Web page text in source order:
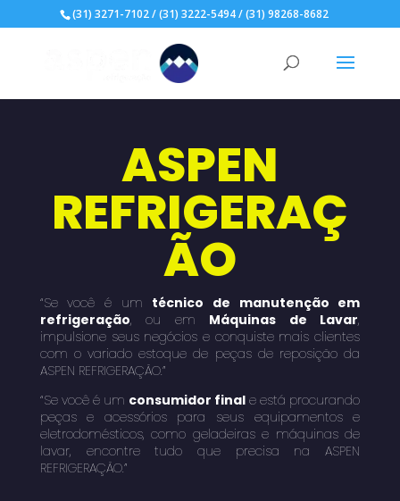
(31) 3271-7102 / (31) 3222-5494 / (31) 98268-8682
ASPEN
REFRIGERAÇ
ÃO
“Se você é um técnico de manutenção em
refrigeração, ou em Máquinas de Lavar,
impulsione seus negócios e conquiste mais clientes
com o variado estoque de peças de reposição da
ASPEN REFRIGERAÇÃO.”
“Se você é um consumidor final e está procurando
peças e acessórios para seus equipamentos e
eletrodomésticos, como geladeiras e máquinas de
lavar, encontre tudo que precisa na ASPEN
REFRIGERAÇÃO.”